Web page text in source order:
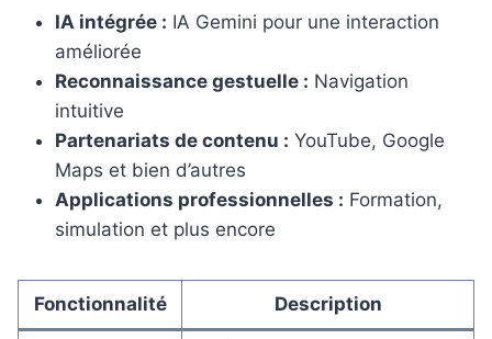
IA intégrée : IA Gemini pour une interaction
améliorée
Reconnaissance gestuelle : Navigation
intuitive
Partenariats de contenu : YouTube, Google
Maps et bien d’autres
Applications professionnelles : Formation,
simulation et plus encore
Fonctionnalité Description